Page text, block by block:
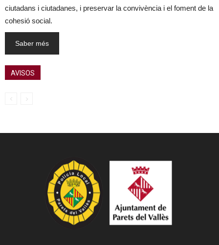
ciutadans i ciutadanes, i preservar la convivència i el foment de la
cohesió social.
Saber més
AVISOS